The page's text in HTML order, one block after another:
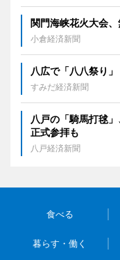
関門海峡花火大会
小倉経済新聞
八広で「八八祭り
すみだ経済新聞
八戸の「騎馬打毬
正式参拝も
八戸経済新聞
食べる
暮らす・働く